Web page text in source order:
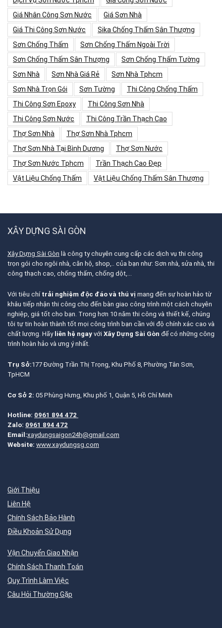
Giá Nhân Công Sơn Nước
Giá Sơn Nhà
Giá Thi Công Sơn Nước
Sika Chống Thấm Sân Thượng
Sơn Chống Thấm
Sơn Chống Thấm Ngoài Trời
Sơn Chống Thấm Sân Thượng
Sơn Chống Thấm Tường
Sơn Nhà
Sơn Nhà Giá Rẻ
Sơn Nhà Tphcm
Sơn Nhà Trọn Gói
Sơn Tường
Thi Công Chống Thấm
Thi Công Sơn Epoxy
Thi Công Sơn Nhà
Thi Công Sơn Nước
Thi Công Trần Thạch Cao
Thợ Sơn Nhà
Thợ Sơn Nhà Tphcm
Thợ Sơn Nhà Tại Bình Dương
Thợ Sơn Nước
Thợ Sơn Nước Tphcm
Trần Thạch Cao Đẹp
Vật Liệu Chống Thấm
Vật Liệu Chống Thấm Sân Thượng
XÂY DỰNG SÀI GÒN
Xây Dựng Sài Gòn là công ty chuyên cung cấp các dịch vụ thi công
trọn gói cho ngôi nhà, căn hộ, shop,.. của bạn như: Sơn nhà, sửa nhà, thi
công thạch cao, chống thấm, chống dột,…
Với tiêu chí trải nghiệm độc đáo và thú vị mang đến sự hoàn hảo từ
khâu tiếp nhận thi công cho đến bàn giao công trình một cách chuyên
nghiệp, giá tốt cho bạn. Trong hơn 10 năm thi công và thiết kế, chúng
tôi tự tin hoàn thành tốt mọi công trình bạn cần với độ chính xác cao và
chất lượng. Hãy liên hệ ngay với Xây Dựng Sài Gòn để có những công
trình hoàn hảo và ưng ý nhất.
Trụ Sở:177 Đường Trần Thị Trọng, Khu Phố 8, Phường Tân Sơn,
TpHCM
Cơ Sở 2: 05 Phùng Hưng, Khu phố 1, Quận 5, Hồ Chí Minh
Hotline: 0961 894 472
Zalo: 0961 894 472
Email:xaydungsaigon24h@gmail.com
Website: www.xaydungsg.com
Giới Thiệu
Liên Hệ
Chính Sách Bảo Hành
Điều Khoản Sử Dụng
Vận Chuyển Giao Nhận
Chính Sách Thanh Toán
Quy Trình Làm Việc
Câu Hỏi Thường Gặp